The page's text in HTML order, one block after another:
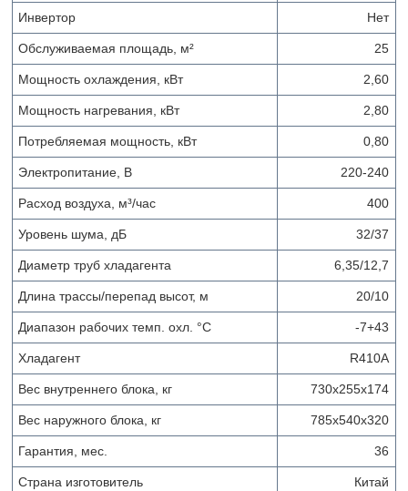
Инвертор Нет
Обслуживаемая площадь, м² 25
Мощность охлаждения, кВт 2,60
Мощность нагревания, кВт 2,80
Потребляемая мощность, кВт 0,80
Электропитание, В 220-240
Расход воздуха, м³/час 400
Уровень шума, дБ 32/37
Диаметр труб хладагента 6,35/12,7
Длина трассы/перепад высот, м 20/10
Диапазон рабочих темп. охл. °С -7+43
Хладагент R410A
Вес внутреннего блока, кг 730x255x174
Вес наружного блока, кг 785x540x320
Гарантия, мес. 36
Страна изготовитель Китай